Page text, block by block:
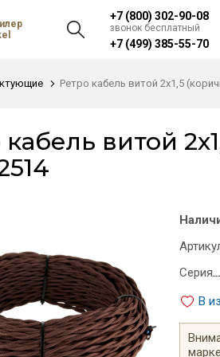
+7 (800) 302-90-08
звонок бесплатный
+7 (499) 385-55-70
Ретро кабель витой 2х1,5
кабель витой
Серия
В